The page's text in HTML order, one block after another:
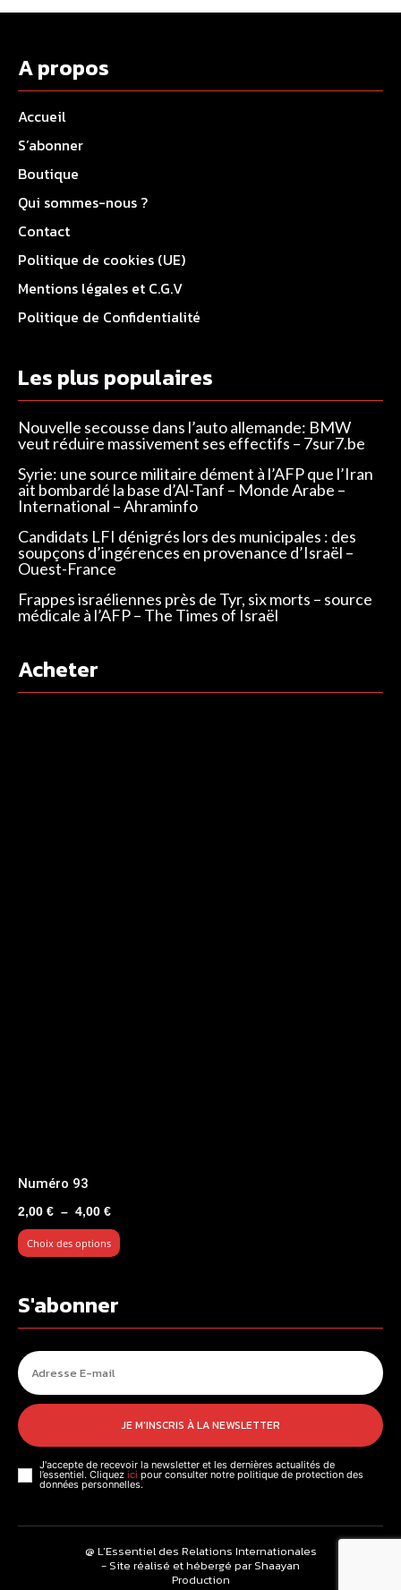
A propos
Accueil
S’abonner
Boutique
Qui sommes-nous ?
Contact
Politique de cookies (UE)
Mentions légales et C.G.V
Politique de Confidentialité
Les plus populaires
Nouvelle secousse dans l’auto allemande: BMW
veut réduire massivement ses effectifs – 7sur7.be
Syrie: une source militaire dément à l’AFP que l’Iran
ait bombardé la base d’Al-Tanf – Monde Arabe –
International – Ahraminfo
Candidats LFI dénigrés lors des municipales : des
soupçons d’ingérences en provenance d’Israël –
Ouest-France
Frappes israéliennes près de Tyr, six morts – source
médicale à l’AFP – The Times of Israël
Acheter
Numéro 93
2,00 € – 4,00 €Plage
de
prix :
4,00 €
Choix des options
S'abonner
JE M'INSCRIS À LA NEWSLETTER
J'accepte de recevoir la newsletter et les dernières actualités de
l’essentiel. Cliquez ici pour consulter notre politique de protection des
données personnelles.
@ L’Essentiel des Relations Internationales
- Site réalisé et hébergé par Shaayan
Production